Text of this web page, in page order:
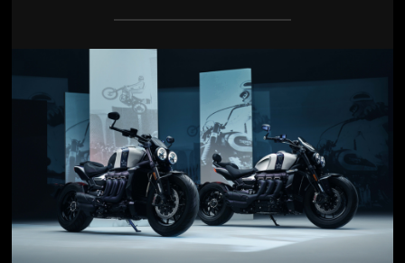
Jön még kép!